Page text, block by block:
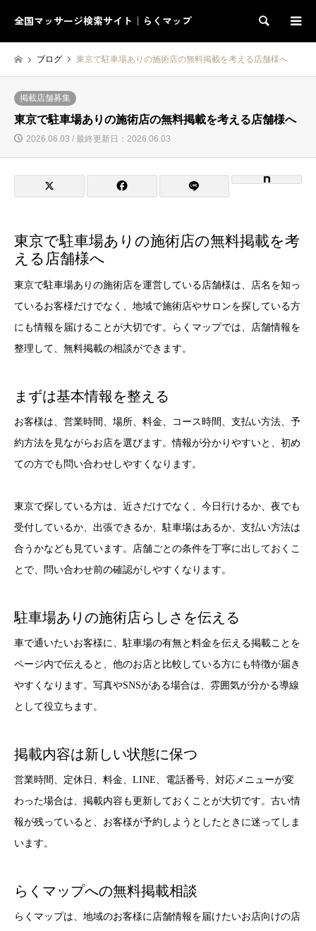
全国マッサージ検索サイト｜らくマップ 検索
ブログ 東京で駐車場ありの施術店の無料掲載を考える店舗様へ
掲載店舗募集
東京で駐車場ありの施術店の無料掲載を考える店舗様へ
2026.06.03 / 最終更新日：2026.06.03
東京で駐車場ありの施術店の無料掲載を考
える店舗様へ
東京で駐車場ありの施術店を運営している店舗様は、店名を知っ
ているお客様だけでなく、地域で施術店やサロンを探している方
にも情報を届けることが大切です。らくマップでは、店舗情報を
整理して、無料掲載の相談ができます。
まずは基本情報を整える
お客様は、営業時間、場所、料金、コース時間、支払い方法、予
約方法を見ながらお店を選びます。情報が分かりやすいと、初め
ての方でも問い合わせしやすくなります。
東京で探している方は、近さだけでなく、今日行けるか、夜でも
受付しているか、出張できるか、駐車場はあるか、支払い方法は
合うかなども見ています。店舗ごとの条件を丁寧に出しておくこ
とで、問い合わせ前の確認がしやすくなります。
駐車場ありの施術店らしさを伝える
車で通いたいお客様に、駐車場の有無と料金を伝える掲載ことを
ページ内で伝えると、他のお店と比較している方にも特徴が届き
やすくなります。写真やSNSがある場合は、雰囲気が分かる導線
として役立ちます。
掲載内容は新しい状態に保つ
営業時間、定休日、料金、LINE、電話番号、対応メニューが変
わった場合は、掲載内容も更新しておくことが大切です。古い情
報が残っていると、お客様が予約しようとしたときに迷ってしま
います。
らくマップへの無料掲載相談
らくマップは、地域のお客様に店舗情報を届けたいお店向けの店